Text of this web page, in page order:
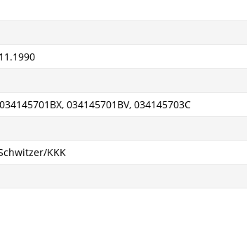
034145701BV, 034145703C
KKK